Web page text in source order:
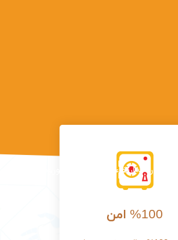
ربات ارتقاء سئو و افزایش ورودی گوگل
%100 امن